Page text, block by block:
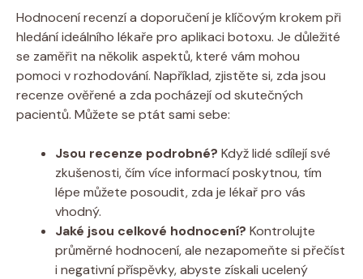
Hodnocení recenzí a doporučení je klíčovým krokem při
hledání ideálního lékaře pro aplikaci botoxu. Je důležité
se zaměřit na několik aspektů, které vám mohou
pomoci v rozhodování. Například, zjistěte si, zda jsou
recenze ověřené a zda pocházejí od skutečných
pacientů. Můžete se ptát sami sebe:
Jsou recenze podrobné? Když lidé sdílejí své
zkušenosti, čím více informací poskytnou, tím
lépe můžete posoudit, zda je lékař pro vás
vhodný.
Jaké jsou celkové hodnocení? Kontrolujte
průměrné hodnocení, ale nezapomeňte si přečíst
i negativní příspěvky, abyste získali ucelený